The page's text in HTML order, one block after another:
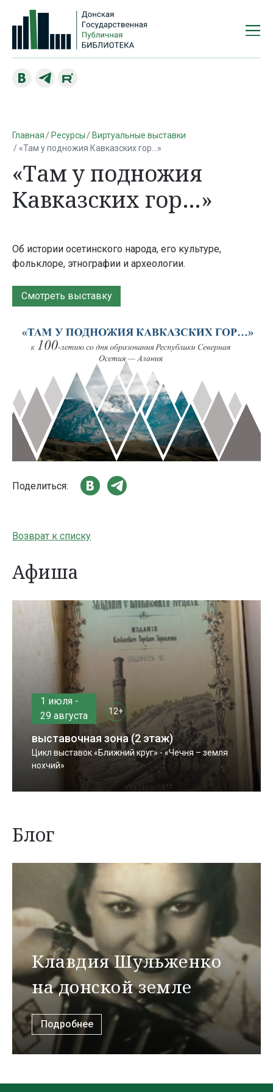
Главная Ресурсы
Виртуальные выставки
«Там у подножия Кавказских гор…»
«Там у подножия
Кавказских гор…»
Об истории осетинского народа, его культуре,
фольклоре, этнографии и археологии.
Смотреть выставку
Поделиться:
Возврат к списку
Афиша
1 июля -
29 августа
12+
выставочная зона (2 этаж)
Цикл выставок «Ближний круг» - «Чечня – земля
нохчий»
Блог
Клавдия Шульженко
на донской земле
Подробнее